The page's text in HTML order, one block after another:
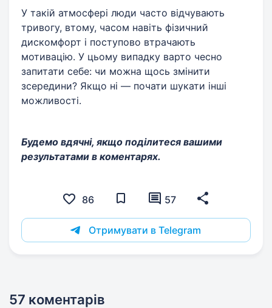
У такій атмосфері люди часто відчувають
тривогу, втому, часом навіть фізичний
дискомфорт і поступово втрачають
мотивацію. У цьому випадку варто чесно
запитати себе: чи можна щось змінити
зсередини? Якщо ні — почати шукати інші
можливості.
Будемо вдячні, якщо поділитеся вашими
результатами в коментарях.
86 57
Отримувати в Telegram
57 коментарів